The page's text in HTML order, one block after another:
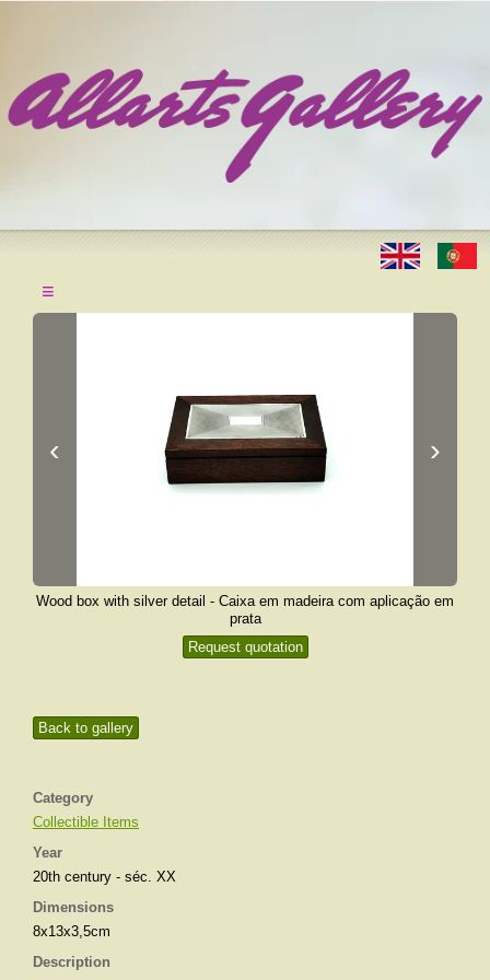
≡
Back to gallery
Category
Collectible Items
Year
20th century - séc. XX
Dimensions
8x13x3,5cm
Description
‹ ›
Wood box with silver detail - Caixa em madeira com aplicação em
prata
Request quotation